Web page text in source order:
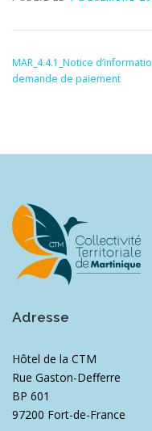
MAR_4.4.1_Notice
demande de paiement
Adresse
Hôtel de la CTM
Rue Gaston-Defferre
BP 601
97200 Fort-de-France